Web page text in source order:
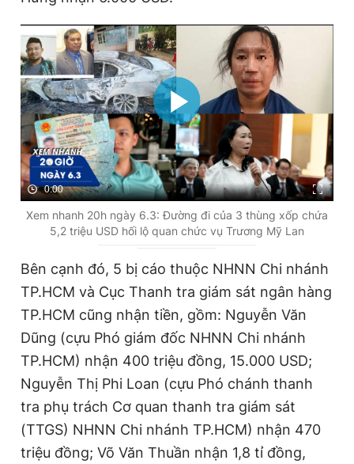
0:00
Xem nhanh 20h ngày 6.3: Đường đi của 3 thùng xốp chứa
5,2 triệu USD hối lộ quan chức vụ Trương Mỹ Lan
Bên cạnh đó, 5 bị cáo thuộc NHNN Chi nhánh
TP.HCM và Cục Thanh tra giám sát ngân hàng
TP.HCM cũng nhận tiền, gồm: Nguyễn Văn
Dũng (cựu Phó giám đốc NHNN Chi nhánh
TP.HCM) nhận 400 triệu đồng, 15.000 USD;
Nguyễn Thị Phi Loan (cựu Phó chánh thanh
tra phụ trách Cơ quan thanh tra giám sát
(TTGS) NHNN Chi nhánh TP.HCM) nhận 470
triệu đồng; Võ Văn Thuần nhận 1,8 tỉ đồng,